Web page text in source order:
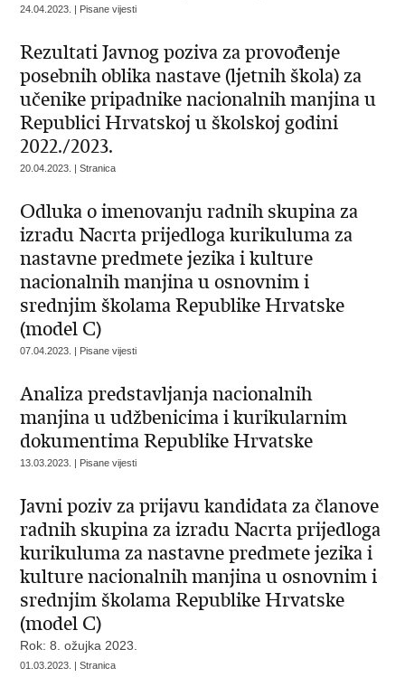
24.04.2023. | Pisane vijesti
Rezultati Javnog poziva za provođenje
posebnih oblika nastave (ljetnih škola) za
učenike pripadnike nacionalnih manjina u
Republici Hrvatskoj u školskoj godini
2022./2023.
20.04.2023. | Stranica
Odluka o imenovanju radnih skupina za
izradu Nacrta prijedloga kurikuluma za
nastavne predmete jezika i kulture
nacionalnih manjina u osnovnim i
srednjim školama Republike Hrvatske
(model C)
07.04.2023. | Pisane vijesti
Analiza predstavljanja nacionalnih
manjina u udžbenicima i kurikularnim
dokumentima Republike Hrvatske
13.03.2023. | Pisane vijesti
Javni poziv za prijavu kandidata za članove
radnih skupina za izradu Nacrta prijedloga
kurikuluma za nastavne predmete jezika i
kulture nacionalnih manjina u osnovnim i
srednjim školama Republike Hrvatske
(model C)
Rok: 8. ožujka 2023.
01.03.2023. | Stranica